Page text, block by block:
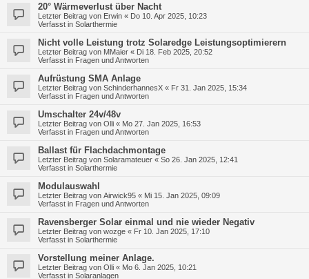
20° Wärmeverlust über Nacht
Letzter Beitrag von Erwin « Do 10. Apr 2025, 10:23
Verfasst in Solarthermie
Nicht volle Leistung trotz Solaredge Leistungsoptimierern
Letzter Beitrag von MMaier « Di 18. Feb 2025, 20:52
Verfasst in Fragen und Antworten
Aufrüstung SMA Anlage
Letzter Beitrag von SchinderhannesX « Fr 31. Jan 2025, 15:34
Verfasst in Fragen und Antworten
Umschalter 24v/48v
Letzter Beitrag von Olli « Mo 27. Jan 2025, 16:53
Verfasst in Fragen und Antworten
Ballast für Flachdachmontage
Letzter Beitrag von Solaramateuer « So 26. Jan 2025, 12:41
Verfasst in Solarthermie
Modulauswahl
Letzter Beitrag von Airwick95 « Mi 15. Jan 2025, 09:09
Verfasst in Fragen und Antworten
Ravensberger Solar einmal und nie wieder Negativ
Letzter Beitrag von wozge « Fr 10. Jan 2025, 17:10
Verfasst in Solarthermie
Vorstellung meiner Anlage.
Letzter Beitrag von Olli « Mo 6. Jan 2025, 10:21
Verfasst in Solaranlagen